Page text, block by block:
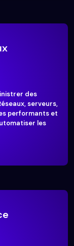
des
serveurs,
performants et
les